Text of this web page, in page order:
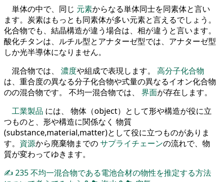
単体の中で、同じ 元素からなる単体同士を同素体と言い
ます。炭素はもっとも同素体が多い元素と言えるでしょう。
化合物でも、結晶構造が違う場合は、相が違うと言います。
酸化チタンは、ルチル型とアナターゼ型では、アナターゼ型
しか光半導体になりません。
混合物では、 濃度や組成で表現します。 高分子化合物
は、重合度の異なる分子化合物や式量の異なるイオン化合物
のの混合物です。 不均一混合物では、 界面が存在します。
工業製品 には、 物体（object）として形や構造が役に立
つものと、形や構造に関係なく 物質
(substance,material,matter)として役に立つものがありま
す。 資源から廃棄物までのサプライチェーンの流れで、物
質が変わってゆきます。
✍ 235不均一混合物である電池合材の物性を推定する方法